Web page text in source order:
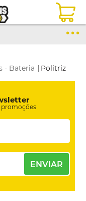
- Bateria | Politriz
promoções
ENVIAR